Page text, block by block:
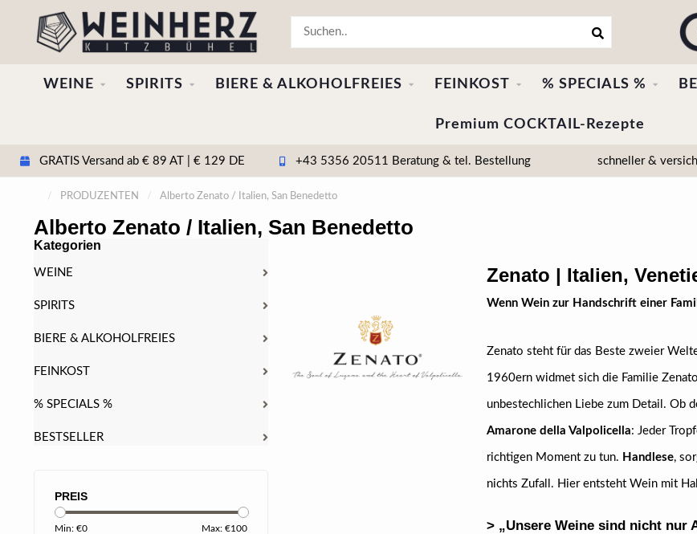
WEINE SPIRITS BIERE & ALKOHOLFREIES FEINKOST % SPECIALS %
Premium COCKTAIL-Rezepte
GRATIS Versand ab € 89 AT | € 129 DE +43 5356 20511 Beratung & tel. Bestellung schneller &
/ PRODUZENTEN / Alberto Zenato / Italien, San Benedetto
Alberto Zenato / Italien, San Benedetto
PREIS
Min: €0 Max: €100
Kategorien
WEINE
SPIRITS
BIERE & ALKOHOLFREIES
FEINKOST
% SPECIALS %
BESTSELLER
Zenato | Italien,
Wenn Wein zur Handschrift einer
Zenato steht für das Beste zweier
1960ern widmet sich die Familie
unbestechlichen Liebe zum Detail. Ob
Amarone della Valpolicella: Jeder
richtigen Moment zu tun. Handlese,
nichts Zufall. Hier entsteht Wein mit
> „Unsere Weine sind nicht nur